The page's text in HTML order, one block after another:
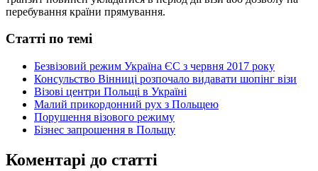
перебування країни прямування.
Статті по темі
Безвізовий режим Україна ЄС з червня 2017 року
Консульство Вінниці розпочало видавати шопінг візи
Візові центри Польщі в Україні
Малий прикордонний рух з Польщею
Порушення візового режиму
Бізнес запрошення в Польщу
Коментарі до статті